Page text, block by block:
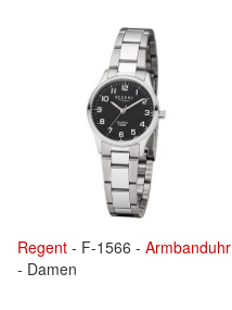
Regent - F-1566 - Armbanduhr
- Damen